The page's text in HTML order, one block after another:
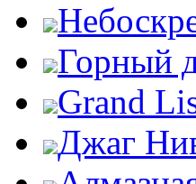
Горный
Grand
Джаг